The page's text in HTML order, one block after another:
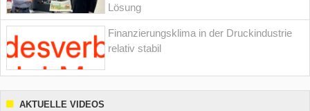
Lösung
Finanzierungsklima in der Druckindustrie
relativ stabil
AKTUELLE VIDEOS